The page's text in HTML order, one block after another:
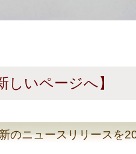
しいページへ】
のニュースリリースを